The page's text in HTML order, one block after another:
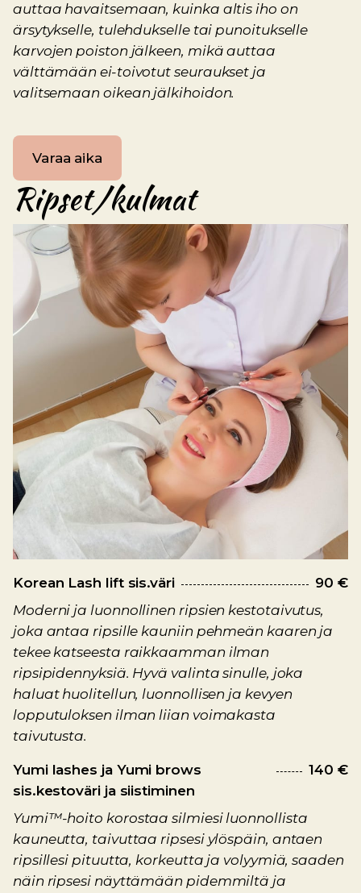
auttaa havaitsemaan, kuinka altis iho on
ärsytykselle, tulehdukselle tai punoitukselle
karvojen poiston jälkeen, mikä auttaa
välttämään ei-toivotut seuraukset ja
valitsemaan oikean jälkihoidon.
Varaa aika
Ripset/kulmat
Korean Lash lift sis.väri
90 €
Moderni ja luonnollinen ripsien kestotaivutus,
joka antaa ripsille kauniin pehmeän kaaren ja
tekee katseesta raikkaamman ilman
ripsipidennyksiä. Hyvä valinta sinulle, joka
haluat huolitellun, luonnollisen ja kevyen
lopputuloksen ilman liian voimakasta
taivutusta.
Yumi lashes ja Yumi brows
sis.kestoväri ja siistiminen
140 €
Yumi™-hoito korostaa silmiesi luonnollista
kauneutta, taivuttaa ripsesi ylöspäin, antaen
ripsillesi pituutta, korkeutta ja volyymiä, saaden
näin ripsesi näyttämään pidemmiltä ja